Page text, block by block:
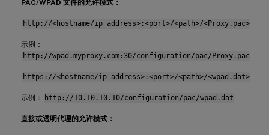
PAC/WPAD 文件的允许模式：
http://<hostname/ip address>:<port>/<path>/<Proxy.pac>
示例：
http://wpad.myproxy.com:30/configuration/pac/Proxy.pac
https://<hostname/ip address>:<port>/<path>/<wpad.dat>
示例： http://10.10.10.10/configuration/pac/wpad.dat
直接或透明代理的允许模式：